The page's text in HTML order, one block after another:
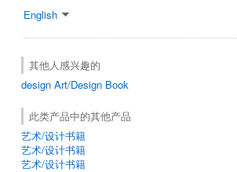
English
其他人感兴趣的
design Art/Design Book
此类产品中的其他产品
艺术/设计书籍
艺术/设计书籍
艺术/设计书籍